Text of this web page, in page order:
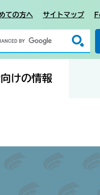
ての方へ サイトマップ
けの情報